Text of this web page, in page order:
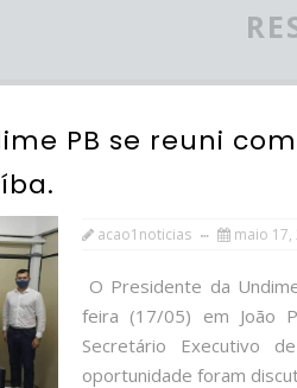
PB se reuni
acao1noticias maio 17,
O Presidente da
feira (17/05) em João
Secretário Executivo
oportunidade foram